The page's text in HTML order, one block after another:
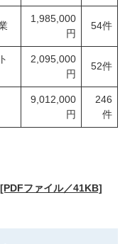
1,985,000
円
54件
2,095,000
円
52件
9,012,000
円
246
件
ファイル／41KB]